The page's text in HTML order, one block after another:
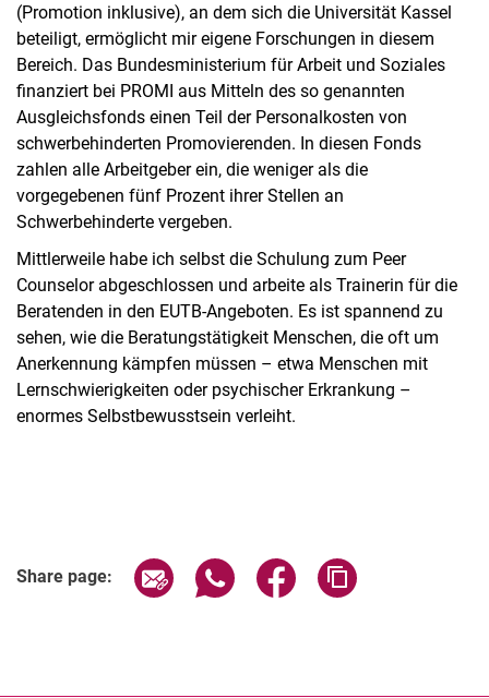
(Promotion inklusive), an dem sich die Universität Kassel
beteiligt, ermöglicht mir eigene Forschungen in diesem
Bereich. Das Bundesministerium für Arbeit und Soziales
finanziert bei PROMI aus Mitteln des so genannten
Ausgleichsfonds einen Teil der Personalkosten von
schwerbehinderten Promovierenden. In diesen Fonds
zahlen alle Arbeitgeber ein, die weniger als die
vorgegebenen fünf Prozent ihrer Stellen an
Schwerbehinderte vergeben.
Mittlerweile habe ich selbst die Schulung zum Peer
Counselor abgeschlossen und arbeite als Trainerin für die
Beratenden in den EUTB-Angeboten. Es ist spannend zu
sehen, wie die Beratungstätigkeit Menschen, die oft um
Anerkennung kämpfen müssen – etwa Menschen mit
Lernschwierigkeiten oder psychischer Erkrankung –
enormes Selbstbewusstsein verleiht.
Share page: Share page via email
Share page via WhatsApp
Share page via